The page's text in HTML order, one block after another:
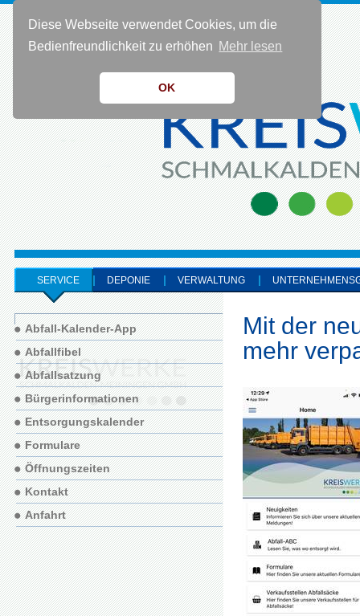
Diese Webseite verwendet Cookies, um die
Bedienfreundlichkeit zu erhöhen Mehr lesen
OK
KONTAKT 0 36 83 - 40 91 0
SERVICE DEPONIE VERWALTUNG
Mit der
mehr
Abfall-Kalender-App
Abfallfibel
Abfallsatzung
Bürgerinformationen
Entsorgungskalender
Formulare
Öffnungszeiten
Kontakt
Anfahrt